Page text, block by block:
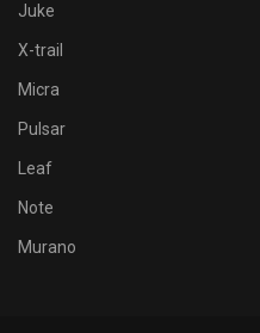
Juke
X-trail
Micra
Pulsar
Leaf
Note
Murano